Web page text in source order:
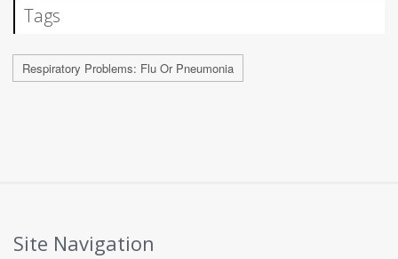
Tags
Respiratory Problems: Flu Or Pneumonia
Site Navigation